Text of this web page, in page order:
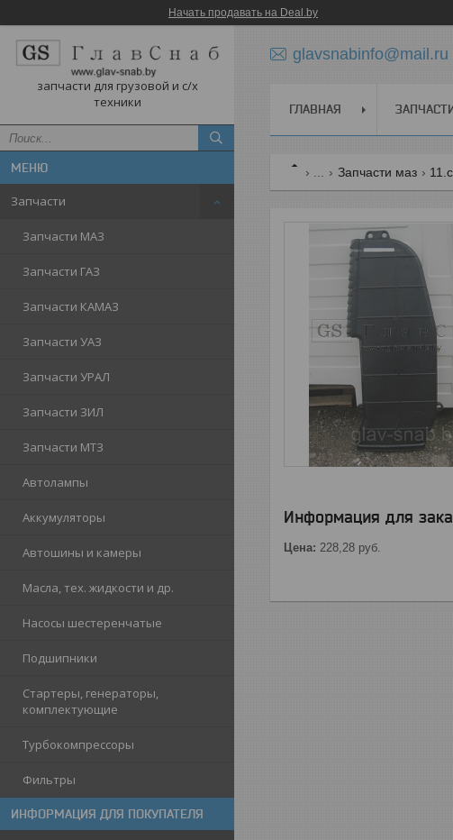
Начать продавать на Deal.by
запчасти для грузовой и с/х
техники
Запчасти
Запчасти МАЗ
Запчасти ГАЗ
Запчасти КАМАЗ
Запчасти УАЗ
Запчасти УРАЛ
Запчасти ЗИЛ
Запчасти МТЗ
Автолампы
Аккумуляторы
Автошины и камеры
Масла, тех. жидкости и др.
Насосы шестеренчатые
Подшипники
Стартеры, генераторы,
комплектующие
Турбокомпрессоры
Фильтры
ИНФОРМАЦИЯ ДЛЯ ПОКУПАТЕЛЯ
glavsnabinfo@mail.ru
ГЛАВНАЯ
Запчасти маз
Информация для
Цена: 228,28 руб.